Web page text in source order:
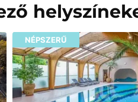
NÉPSZERŰ